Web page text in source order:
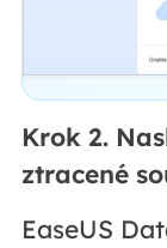
Krok 2.
ztracené
EaseUS